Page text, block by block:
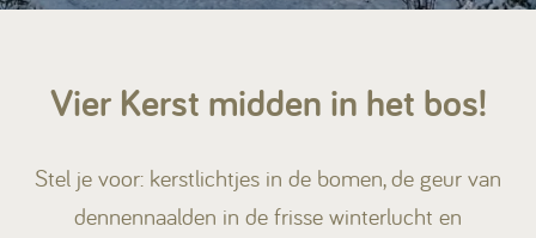
Kamperen
Huren
Vier Kerst midden in het bos!
Stel je voor: kerstlichtjes in de bomen, de geur van
dennennaalden in de frisse winterlucht en